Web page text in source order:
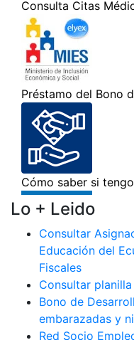
Lo + Leido
Consultar
Educación del
Fiscales
Consultar
Bono de
embarazadas y
Red Socio